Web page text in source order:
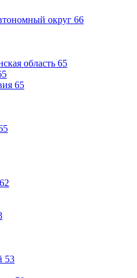
округ 66
область 65
65
62
53